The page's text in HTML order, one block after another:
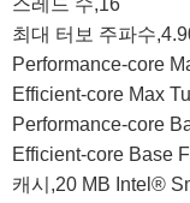
스레드 수,16
최대 터보 주파수
Performance-core
Efficient-core Max
Performance-core
Efficient-core Base
캐시,20 MB Intel®